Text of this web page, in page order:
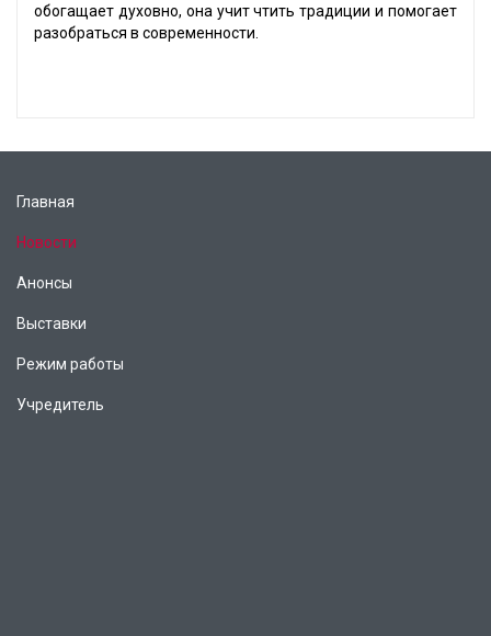
обогащает духовно, она учит чтить традиции и помогает
разобраться в современности.
Главная
Новости
Анонсы
Выставки
Режим работы
Учредитель